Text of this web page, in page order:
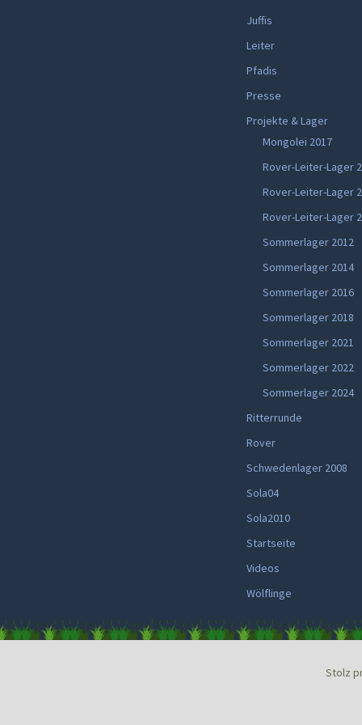
Juffis
Leiter
Pfadis
Presse
Projekte & Lager
Mongolei 2017
Rover-Leiter-Lager
Rover-Leiter-Lager
Rover-Leiter-Lager
Sommerlager 2012
Sommerlager 2014
Sommerlager 2016
Sommerlager 2018
Sommerlager 2021
Sommerlager 2022
Sommerlager 2024
Ritterrunde
Rover
Schwedenlager 2008
Sola04
Sola2010
Startseite
Videos
Wölflinge
Stolz